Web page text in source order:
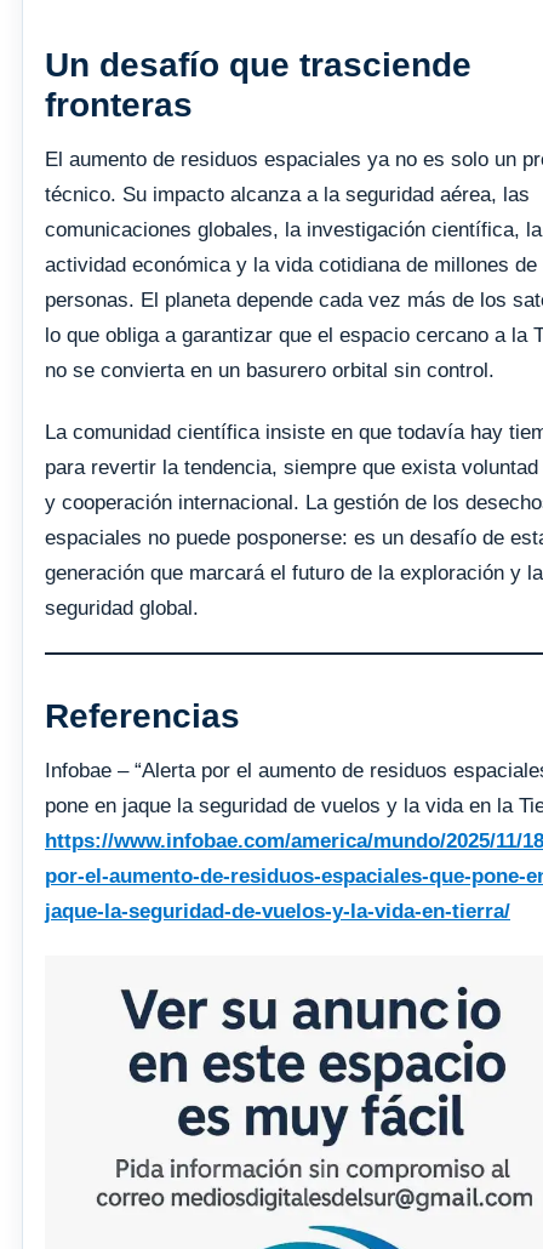
Un desafío que trasciende
fronteras
El aumento de residuos espaciales ya no es solo un
técnico. Su impacto alcanza a la seguridad aérea, las
comunicaciones globales, la investigación científica, la
actividad económica y la vida cotidiana de millones de
personas. El planeta depende cada vez más de los
lo que obliga a garantizar que el espacio cercano a la
no se convierta en un basurero orbital sin control.
La comunidad científica insiste en que todavía hay
para revertir la tendencia, siempre que exista
y cooperación internacional. La gestión de los
espaciales no puede posponerse: es un desafío de
generación que marcará el futuro de la exploración y la
seguridad global.
Referencias
Infobae – “Alerta por el aumento de residuos
pone en jaque la seguridad de vuelos y la vida en la
https://www.infobae.com/america/mundo/2025/11/
por-el-aumento-de-residuos-espaciales-que-pone-
jaque-la-seguridad-de-vuelos-y-la-vida-en-tierra/